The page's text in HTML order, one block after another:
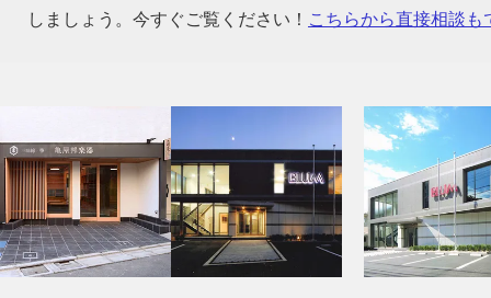
しましょう。今すぐご覧ください！ こちらから直接相談も